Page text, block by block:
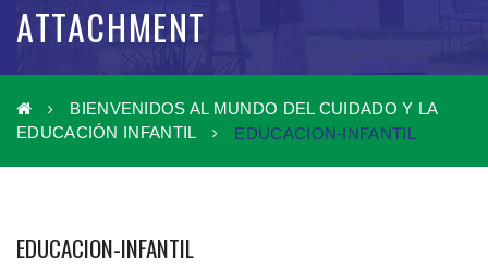
ATTACHMENT
BIENVENIDOS AL MUNDO DEL CUIDADO Y LA
EDUCACIÓN INFANTIL
EDUCACION-INFANTIL
EDUCACION-INFANTIL